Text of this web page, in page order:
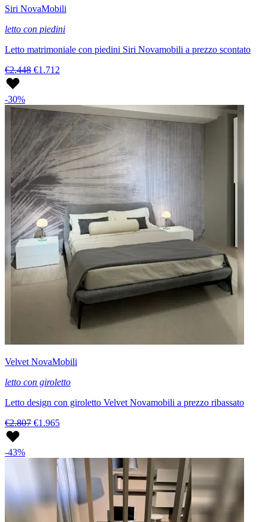
Siri NovaMobili
letto con piedini
Letto matrimoniale con piedini Siri Novamobili a prezzo scontato
€2.448 €1.712
-30%
Velvet NovaMobili
letto con giroletto
Letto design con giroletto Velvet Novamobili a prezzo ribassato
€2.807 €1.965
-43%